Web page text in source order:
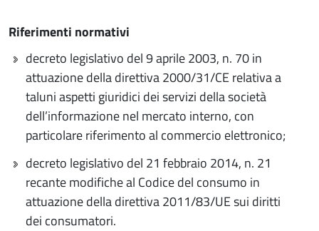
Riferimenti normativi
decreto legislativo del 9 aprile 2003, n. 70 in
attuazione della direttiva 2000/31/CE relativa a
taluni aspetti giuridici dei servizi della società
dell’informazione nel mercato interno, con
particolare riferimento al commercio elettronico;
decreto legislativo del 21 febbraio 2014, n. 21
recante modifiche al Codice del consumo in
attuazione della direttiva 2011/83/UE sui diritti
dei consumatori.